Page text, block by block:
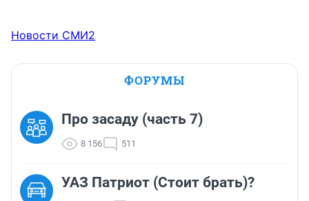
Новости СМИ2
ФОРУМЫ
Про засаду (часть 7)
8 156 511
УАЗ Патриот (Стоит брать)?